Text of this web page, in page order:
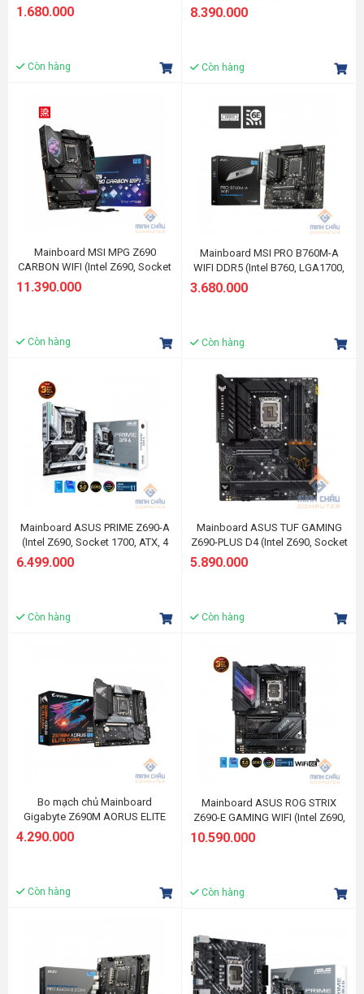
1.680.000
Còn hàng
ATX, 4 khe RAM DDR4)
8.390.000
Còn hàng
Mainboard MSI MPG Z690
CARBON WIFI (Intel Z690, Socket
1700, ATX, 4 khe RAM DDR5)
11.390.000
Còn hàng
Mainboard MSI PRO B760M-A
WIFI DDR5 (Intel B760, LGA1700,
mATX, 4 khe RAM DRR5)
3.680.000
Còn hàng
Mainboard ASUS PRIME Z690-A
(Intel Z690, Socket 1700, ATX, 4
khe RAM DDR5)
6.499.000
Còn hàng
Mainboard ASUS TUF GAMING
Z690-PLUS D4 (Intel Z690, Socket
1700, ATX, 4 khe RAM DDR5)
5.890.000
Còn hàng
Bo mạch chủ Mainboard
Gigabyte Z690M AORUS ELITE
4.290.000
Còn hàng
Mainboard ASUS ROG STRIX
Z690-E GAMING WIFI (Intel Z690,
Socket LGA1700, ATX, 4 khe Ram
10.590.000
Còn hàng